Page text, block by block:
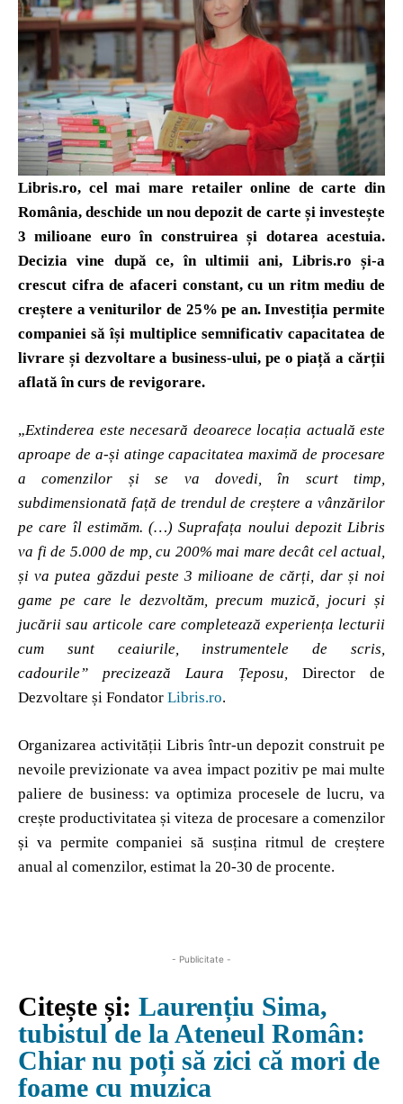
Libris.ro, cel mai mare retailer online de carte din
România, deschide un nou depozit de carte și investește
3 milioane euro în construirea și dotarea acestuia.
Decizia vine după ce, în ultimii ani, Libris.ro și-a
crescut cifra de afaceri constant, cu un ritm mediu de
creștere a veniturilor de 25% pe an. Investiția permite
companiei să își multiplice semnificativ capacitatea de
livrare și dezvoltare a business-ului, pe o piață a cărții
aflată în curs de revigorare.
„Extinderea este necesară deoarece locația actuală este
aproape de a-și atinge capacitatea maximă de procesare
a comenzilor și se va dovedi, în scurt timp,
subdimensionată față de trendul de creștere a vânzărilor
pe care îl estimăm. (…) Suprafața noului depozit Libris
va fi de 5.000 de mp, cu 200% mai mare decât cel actual,
și va putea găzdui peste 3 milioane de cărți, dar și noi
game pe care le dezvoltăm, precum muzică, jocuri și
jucării sau articole care completează experiența lecturii
cum sunt ceaiurile, instrumentele de scris,
cadourile” precizează Laura Țeposu, Director de
Dezvoltare și Fondator Libris.ro.
Organizarea activității Libris într-un depozit construit pe
nevoile previzionate va avea impact pozitiv pe mai multe
paliere de business: va optimiza procesele de lucru, va
crește productivitatea și viteza de procesare a comenzilor
și va permite companiei să susțina ritmul de creștere
anual al comenzilor, estimat la 20-30 de procente.
- Publicitate -
Citește și: Laurențiu Sima,
tubistul de la Ateneul Român:
Chiar nu poți să zici că mori de
foame cu muzica